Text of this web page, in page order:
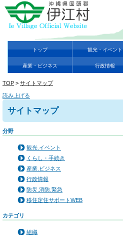
トップ 観光・イベント
産業・ビジネス 行政情報
TOP > サイトマップ
読み上げる
サイトマップ
分野
観光.イベント
くらし・手続き
産業.ビジネス
行政情報
防災.消防.緊急
移住定住サポートWEB
カテゴリ
組織